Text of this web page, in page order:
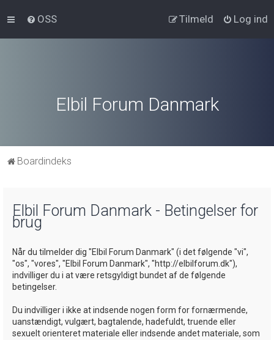
OSS Log ind
Tilmeld
Elbil Forum Danmark
Boardindeks
Elbil Forum Danmark - Betingelser for
brug
Når du tilmelder dig "Elbil Forum Danmark" (i det følgende "vi",
"os", "vores", "Elbil Forum Danmark", "http://elbilforum.dk"),
indvilliger du i at være retsgyldigt bundet af de følgende
betingelser.
Du indvilliger i ikke at indsende nogen form for fornærmende,
uanstændigt, vulgært, bagtalende, hadefuldt, truende eller
sexuelt orienteret materiale eller indsende andet materiale, som